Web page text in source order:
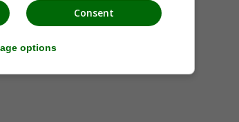
Consent
options